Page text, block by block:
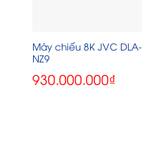
Máy chiếu 8K JVC DLA-
NZ9
930.000.000₫